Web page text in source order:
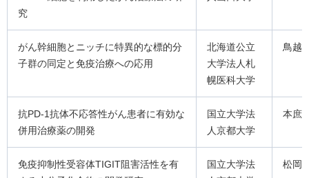
究
がん幹細胞とニッチに特異的な標的分
子群の同定と免疫治療への応用
北海道公立
大学法人札
幌医科大学
鳥越
抗PD-1抗体不応答性がん患者に有効な
併用治療薬の開発
国立大学法
人京都大学
本庶
免疫抑制性受容体TIGIT阻害活性を有
国立大学法
松岡